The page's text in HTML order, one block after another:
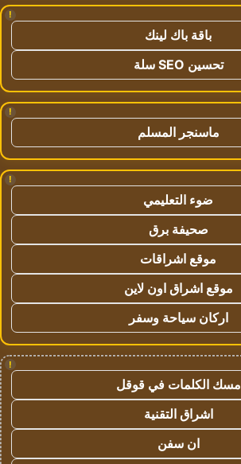
!
باقة باك لينك
تحسين SEO سلة
!
ماسنجر المسلم
!
ضوء التعليمي
صحيفة برق
موقع اشراقات
موقع اشراق اون لاين
اركان سياحة وسفر
!
مسك الكلمات في قوقل
اشراق التقنية
ان سفن